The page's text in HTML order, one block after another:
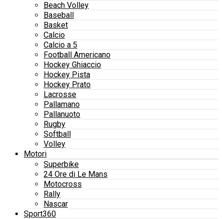
Beach Volley
Baseball
Basket
Calcio
Calcio a 5
Football Americano
Hockey Ghiaccio
Hockey Pista
Hockey Prato
Lacrosse
Pallamano
Pallanuoto
Rugby
Softball
Volley
Motori
Superbike
24 Ore di Le Mans
Motocross
Rally
Nascar
Sport360